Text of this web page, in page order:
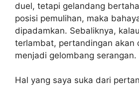
duel, tetapi gelandang
posisi pemulihan, maka
dipadamkan. Sebaliknya,
terlambat, pertandingan akan
menjadi gelombang serangan.
Hal yang saya suka dari